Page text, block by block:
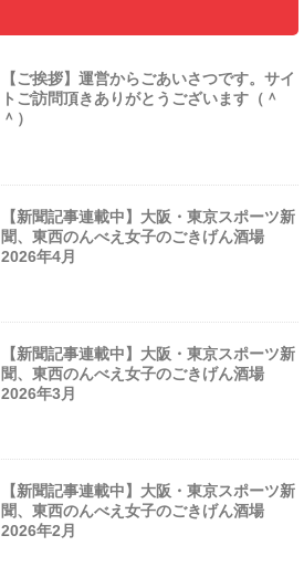
【ご挨拶】運営からごあいさつです。サイ
トご訪問頂きありがとうございます（＾
＾）
【新聞記事連載中】大阪・東京スポーツ新
聞、東西のんべえ女子のごきげん酒場
2026年4月
【新聞記事連載中】大阪・東京スポーツ新
聞、東西のんべえ女子のごきげん酒場
2026年3月
【新聞記事連載中】大阪・東京スポーツ新
聞、東西のんべえ女子のごきげん酒場
2026年2月